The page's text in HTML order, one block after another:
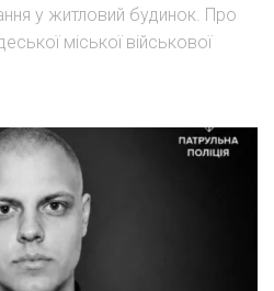
у житловий будинок. Про
міської військової